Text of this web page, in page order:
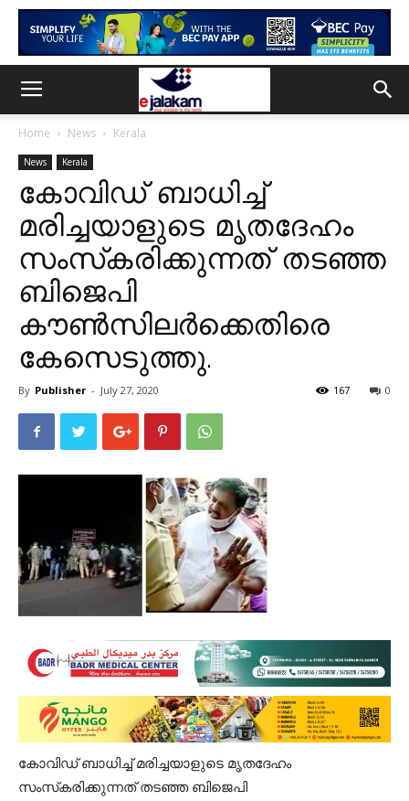
Home News Kerala
News Kerala
കോവിഡ് ബാധിച്ച്
മരിച്ചയാളുടെ മൃതദേഹം
സംസ്‌ക‌രിക്കുന്നത് തടഞ്ഞ
ബിജെപി
കൗൺസിലർക്കെതിരെ
കേസെടുത്തു.
By Publisher - July 27, 2020 0
167
കോവിഡ് ബാധിച്ച് മരിച്ചയാളുടെ മൃതദേഹം
സംസ്‌ക‌രിക്കുന്നത് തടഞ്ഞ ബിജെപി